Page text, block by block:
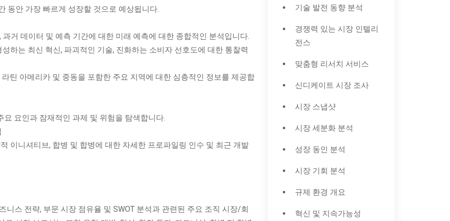
동안 가장 빠르게 성장할 것으로 예상됩니다.
거 데이터 및 예측 기간에 대한 미래 예측에 대한 종합적인 분석입니다.
하는 최신 혁신, 파괴적인 기술, 진화하는 소비자 선호도에 대한 통찰력
틴 아메리카 및 중동을 포함한 주요 지역에 대한 심층적인 정보를 제공합
요인과 잠재적인 과제 및 위험을 탐색합니다.
이니셔티브, 합병 및 합병에 대한 자세한 프로파일링 인수 및 최근 개발
니스 전략, 부문 시장 점유율 및 SWOT 분석과 관련된 주요 조직 시장/회
기술 발전 동향 분석
경쟁력 있는 시장 인텔리
전스
맞춤형 리서치 서비스
신디케이트 시장 조사
시장 스냅샷
시장 세분화 분석
성장 동인 분석
시장 기회 분석
규제 환경 개요
혁신 및 지속가능성